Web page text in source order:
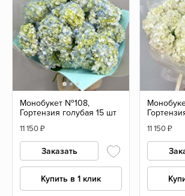
Монобукет №108,
Гортензия голубая 15 шт
11 150₽
Заказать
Купить в 1 клик
11 150₽